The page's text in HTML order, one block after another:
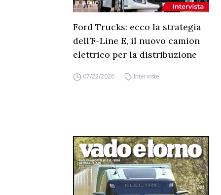
Ford Trucks: ecco la strategia
dell’F-Line E, il nuovo camion
elettrico per la distribuzione
07/22/2026 Interviste